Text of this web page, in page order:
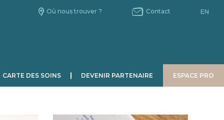
Où nous trouver ? Contact EN
CARTE DES SOINS DEVENIR PARTENAIRE ESPACE PRO